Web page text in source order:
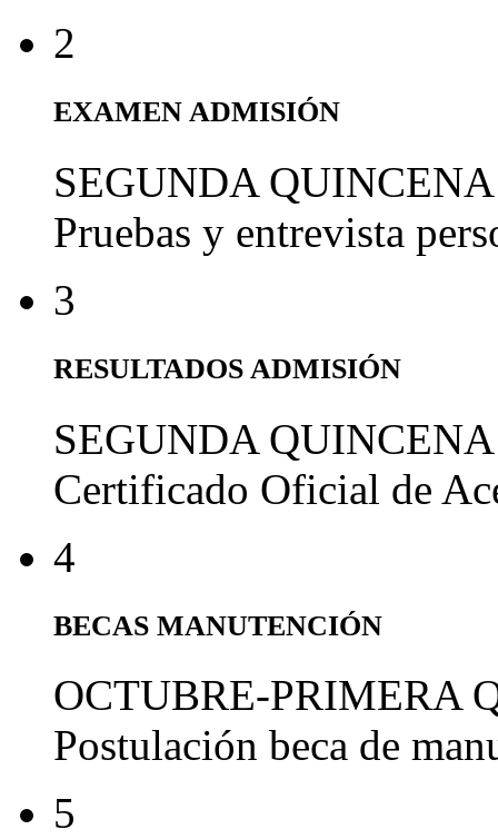
2
EXAMEN ADMISIÓN
SEGUNDA
Pruebas y entrevista
3
RESULTADOS ADMISIÓN
SEGUNDA
Certificado Oficial de
4
BECAS MANUTENCIÓN
OCTUBRE-PRIMERA
Postulación beca de
5